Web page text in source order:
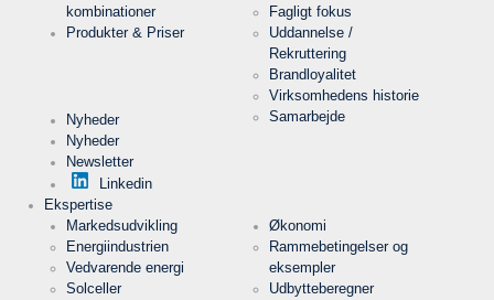
kombinationer
Produkter & Priser
Nyheder
Nyheder
Newsletter
Linkedin
Fagligt fokus
Uddannelse /
Rekruttering
Brandloyalitet
Virksomhedens historie
Samarbejde
Ekspertise
Markedsudvikling
Energiindustrien
Vedvarende energi
Solceller
Økonomi
Rammebetingelser og
eksempler
Udbytteberegner
cookies.
Udløb 1 år
Cookies, der er nødvendige til evaluering af
Service
Google
Analytics
Udbyder
Google